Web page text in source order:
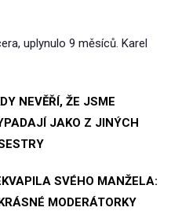
uplynulo 9 měsíců. Karel
NEVĚŘÍ, ŽE JSME
JAKO Z JINÝCH
SVÉHO MANŽELA:
MODERÁTORKY